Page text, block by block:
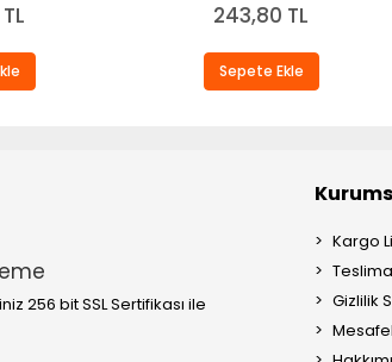
243,80 TL
Sepete Ekle
256 bit SSL Sertifikası ile
Kargo
Gizlilik